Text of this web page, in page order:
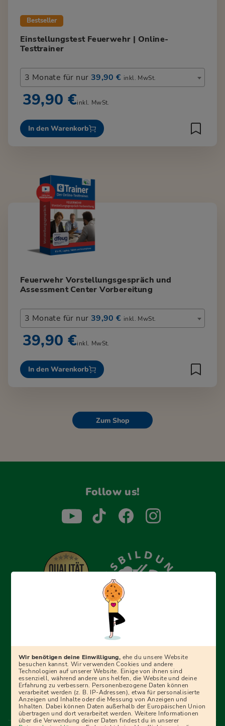
Bestseller
Einstellungstest Feuerwehr | Online-
Testtrainer
3 Monate für nur 39,90 € inkl. MwSt.
39,90 €inkl. MwSt.
In den Warenkorb
Feuerwehr Vorstellungsgespräch und
Assessment Center Vorbereitung
3 Monate für nur 39,90 € inkl. MwSt.
39,90 €inkl. MwSt.
In den Warenkorb
Zum Shop
Follow us!
Erfolgreich bewerben mit Ausbildungspark: Wir
begleiten dich Schritt für Schritt bei deinem Start in den
Beruf oder ins Studium – mit smarten E-Learning-Tools,
Ratgebern und Prüfungspaketen, interaktiven
Videokursen und vielem mehr. Für alle, die was werden
wollen!
Wir benötigen deine Einwilligung, ehe du unsere Website
besuchen kannst. Wir verwenden Cookies und andere
Technologien auf unserer Website. Einige von ihnen sind
essenziell, während andere uns helfen, die Website und deine
Erfahrung zu verbessern. Personenbezogene Daten können
verarbeitet werden (z. B. IP-Adressen), etwa für personalisierte
Anzeigen und Inhalte oder die Messung von Anzeigen und
Inhalten. Dabei können Daten außerhalb der Europäischen Union
übertragen und dort verarbeitet werden. Weitere Informationen
über die Verwendung deiner Daten findest du in unserer